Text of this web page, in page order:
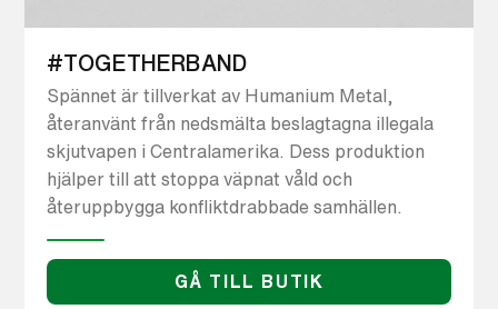
#TOGETHERBAND
Spännet är tillverkat av Humanium Metal,
återanvänt från nedsmälta beslagtagna illegala
skjutvapen i Centralamerika. Dess produktion
hjälper till att stoppa väpnat våld och
återuppbygga konfliktdrabbade samhällen.
GÅ TILL BUTIK